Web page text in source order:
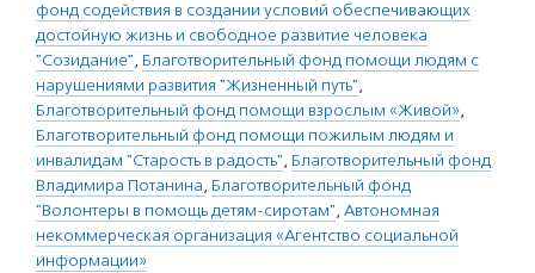
фонд содействия в создании условий обеспечивающих
достойную жизнь и свободное развитие человека
"Созидание", Благотворительный фонд помощи людям с
нарушениями развития "Жизненный путь",
Благотворительный фонд помощи взрослым «Живой»,
Благотворительный фонд помощи пожилым людям и
инвалидам "Старость в радость", Благотворительный фонд
Владимира Потанина, Благотворительный фонд
"Волонтеры в помощь детям-сиротам", Автономная
некоммерческая организация «Агентство социальной
информации»